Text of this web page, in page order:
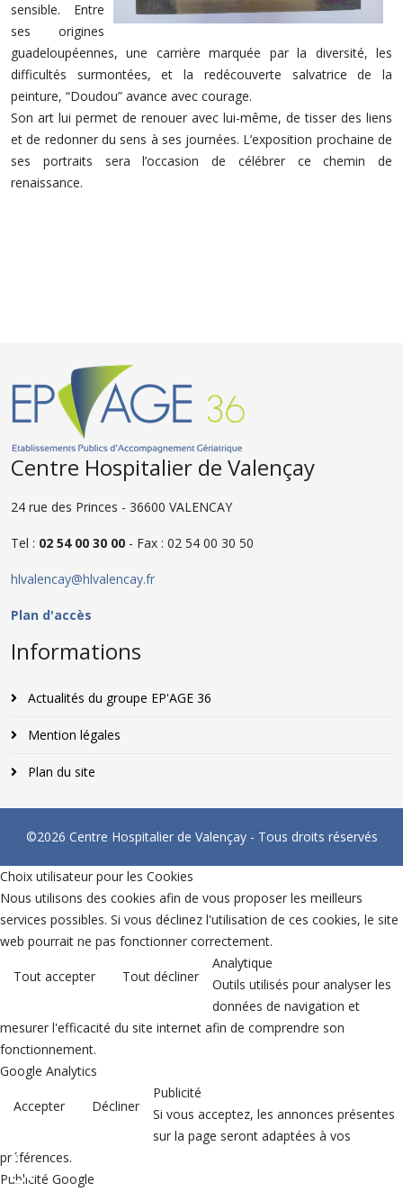
sensible. Entre
ses origines
guadeloupéennes, une carrière marquée par la diversité, les
difficultés surmontées, et la redécouverte salvatrice de la
peinture, “Doudou” avance avec courage.
Son art lui permet de renouer avec lui-même, de tisser des liens
et de redonner du sens à ses journées. L’exposition prochaine de
ses portraits sera l’occasion de célébrer ce chemin de
renaissance.
Centre Hospitalier de Valençay
24 rue des Princes - 36600 VALENCAY
Tel : 02 54 00 30 00 - Fax : 02 54 00 30 50
hlvalencay@hlvalencay.fr
Plan d'accès
Informations
Actualités du groupe EP'AGE 36
Mention légales
Plan du site
©2026 Centre Hospitalier de Valençay - Tous droits réservés
Choix utilisateur pour les Cookies
Nous utilisons des cookies afin de vous proposer les meilleurs
services possibles. Si vous déclinez l'utilisation de ces cookies, le site
web pourrait ne pas fonctionner correctement.
Tout accepter Tout décliner
Analytique
Outils utilisés pour analyser les
données de navigation et
mesurer l'efficacité du site internet afin de comprendre son
fonctionnement.
Google Analytics
Accepter Décliner
Publicité
Si vous acceptez, les annonces présentes
sur la page seront adaptées à vos
préférences.
Publicité Google